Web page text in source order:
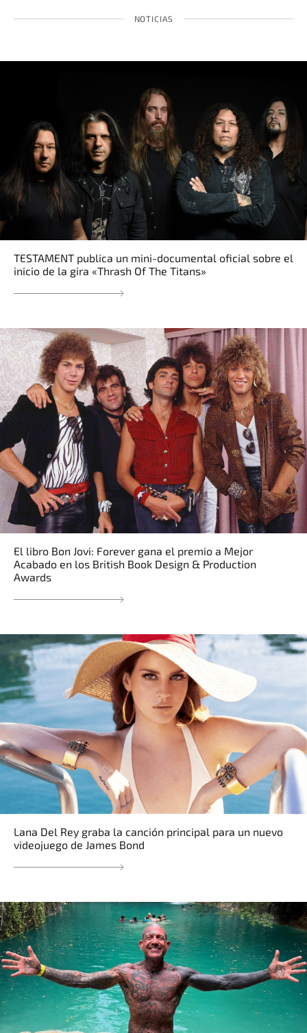
NOTICIAS
TESTAMENT publica un mini-documental oficial sobre el
inicio de la gira «Thrash Of The Titans»
El libro Bon Jovi: Forever gana el premio a Mejor
Acabado en los British Book Design & Production
Awards
Lana Del Rey graba la canción principal para un nuevo
videojuego de James Bond